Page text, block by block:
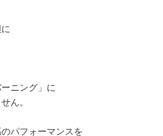
ニング」に
ん。
パフォーマンスを